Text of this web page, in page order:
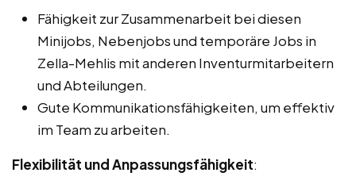
Fähigkeit zur Zusammenarbeit bei diesen
Minijobs, Nebenjobs und temporäre Jobs in
Zella-Mehlis mit anderen Inventurmitarbeitern
und Abteilungen.
Gute Kommunikationsfähigkeiten, um effektiv
im Team zu arbeiten.
Flexibilität und Anpassungsfähigkeit: